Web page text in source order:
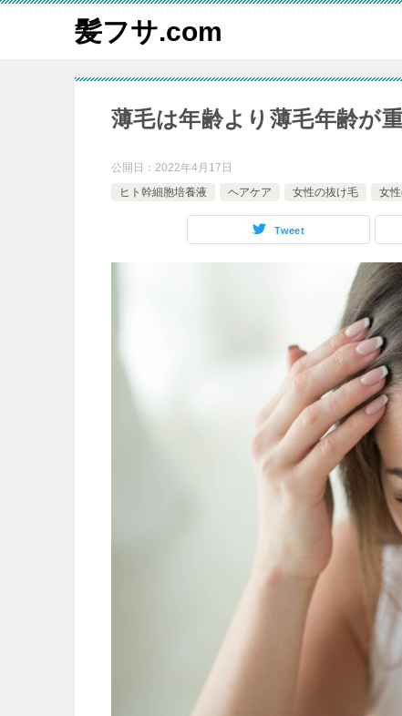
髪フサ.com
薄毛は年齢より薄毛年齢が
公開日： 2022年4月17日
ヒト幹細胞培養液
ヘアケア 女性の抜け毛 女
Tweet